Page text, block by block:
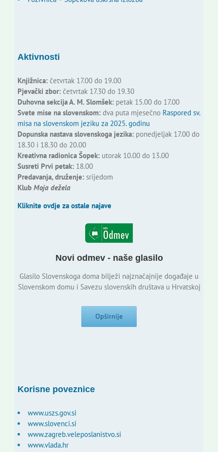
Aktivnosti
Knjižnica:četvrtak 17.00 do 19.00
Pjevački zbor:četvrtak 17.30 do 19.30
Duhovna sekcija A. M. Slomšek:petak 15.00 do 17.00
Svete mise na slovenskom:dva puta mjesečno Raspored sv.
misa na slovenskom jeziku za 2025. godinu
Dopunska nastava slovenskoga jezika:ponedjeljak 17.00 do
18.30 i 18.30 do 20.00
Kreativna radionica Šopek:utorak 10.00 do 13.00
Susreti Prvi petak:18.00
Predavanja, druženje:srijedom
Klub Moja dežela
Kliknite ovdje za ostale najave
Novi odmev - naše glasilo
Glasilo Slovenskoga doma bilježi najznačajnije događaje u
Slovenskom domu i Savezu slovenskih društava u Hrvatskoj
Opširnije
Korisne poveznice
www.uszs.gov.si
www.slovenci.si
www.zagreb.veleposlanistvo.si
www.vlada.hr